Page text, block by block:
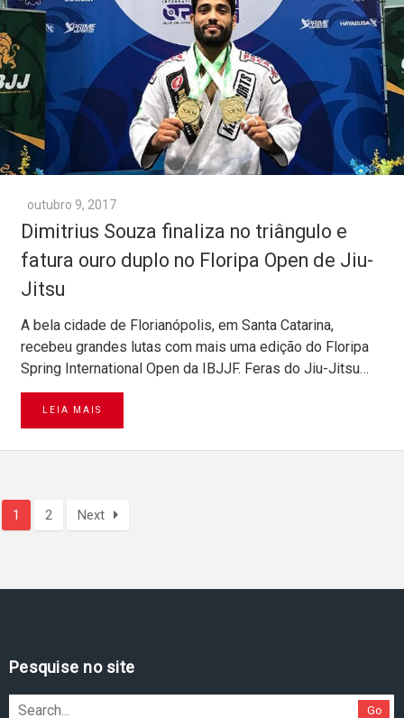
outubro 9, 2017
Dimitrius Souza finaliza no triângulo e
fatura ouro duplo no Floripa Open de Jiu-
Jitsu
A bela cidade de Florianópolis, em Santa Catarina,
recebeu grandes lutas com mais uma edição do Floripa
Spring International Open da IBJJF. Feras do Jiu-Jitsu…
LEIA MAIS
1 2 Next
Pesquise no site
Go